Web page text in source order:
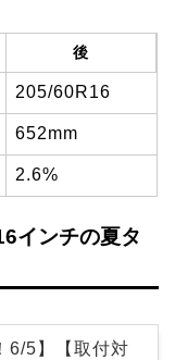
後
205/60R16
652mm
2.6%
インチの夏タ
6/5】【取付対